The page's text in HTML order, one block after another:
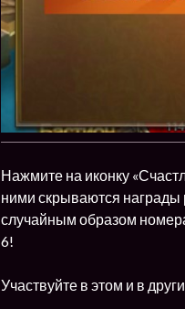
Нажмите на иконку
ними скрываются награды
случайным образом
6!
Участвуйте в этом и в